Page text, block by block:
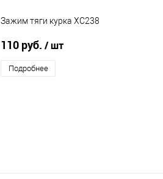
Зажим тяги курка XC238
110 руб. / шт
Подробнее